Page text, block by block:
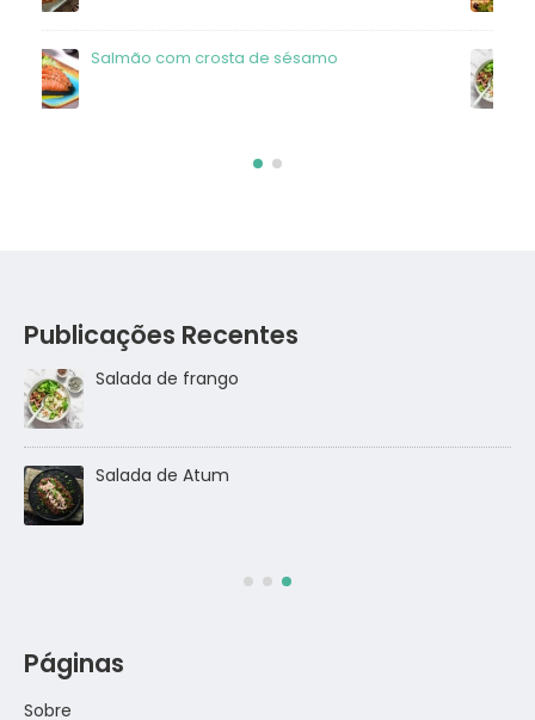
Salada de frango
Publicações Recentes
Lasanha Low Carb
Salmão com crosta de sésamo
Páginas
Sobre